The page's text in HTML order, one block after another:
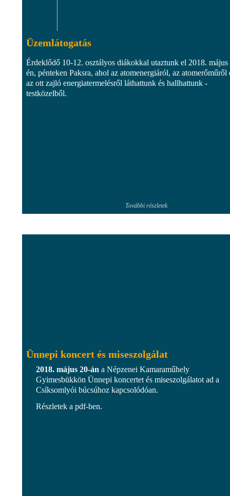
Üzemlátogatás
Érdeklődő 10-12. osztályos diákokkal utaztunk el 2018. május
én, pénteken Paksra, ahol az atomenergiáról, az atomerőműről
az ott zajló energiatermelésről láthattunk és hallhattunk -
testközelből.
További részletek
Ünnepi koncert és miseszolgálat
2018. május 20-án a Népzenei Kamaraműhely
Gyimesbükkön Ünnepi koncertet és miseszolgálatot ad a
Csíksomlyói búcsúhoz kapcsolódóan.
Részletek a pdf-ben.